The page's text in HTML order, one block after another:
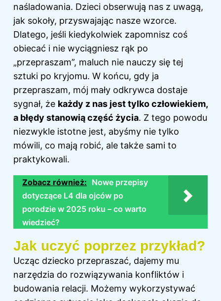
naśladowania. Dzieci obserwują nas z uwagą,
jak sokoły, przyswajając nasze wzorce.
Dlatego, jeśli kiedykolwiek zapomnisz coś
obiecać i nie wyciągniesz rąk po
„przepraszam”, maluch nie nauczy się tej
sztuki po kryjomu. W końcu, gdy ja
przepraszam, mój mały odkrywca dostaje
sygnał, że każdy z nas jest tylko człowiekiem,
a błędy stanowią część życia. Z tego powodu
niezwykle istotne jest, abyśmy nie tylko
mówili, co mają robić, ale także sami to
praktykowali.
Zobacz również: Nowe przepisy
dotyczące L4 dla ojców po
porodzie w 2025 roku – co warto
wiedzieć?
Jak uczyć poprzez przykład?
Ucząc dziecko przepraszać, dajemy mu
narzędzia do rozwiązywania konfliktów i
budowania relacji. Możemy wykorzystywać